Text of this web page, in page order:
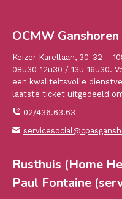
OCMW Ganshoren
Keizer Karellaan, 30-32 –
08u30-12u30 / 13u-16u30.
een kwaliteitsvolle
laatste ticket uitgedeeld
02/436.63.63
Rusthuis (Home
Paul Fontaine